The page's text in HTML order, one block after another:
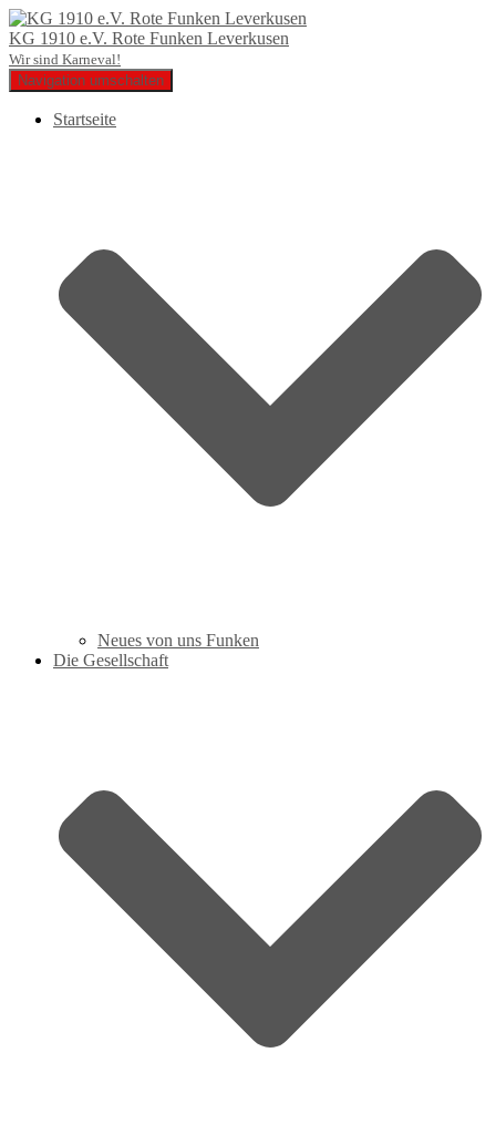
KG 1910 e.V. Rote Funken Leverkusen
Wir sind Karneval!
Navigation umschalten
Startseite
Neues von uns Funken
Die Gesellschaft